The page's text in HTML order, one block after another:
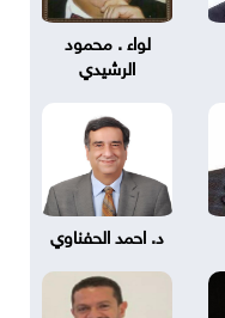
لواء . محمود
الرشيدي
د. احمد الحفناوي